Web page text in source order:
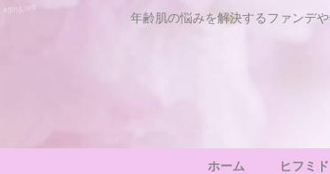
年齢肌の悩みを解決するファンデ
ホーム ヒフミド